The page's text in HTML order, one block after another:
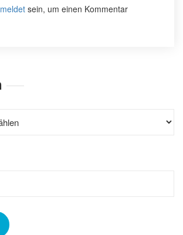
sein, um einen Kommentar